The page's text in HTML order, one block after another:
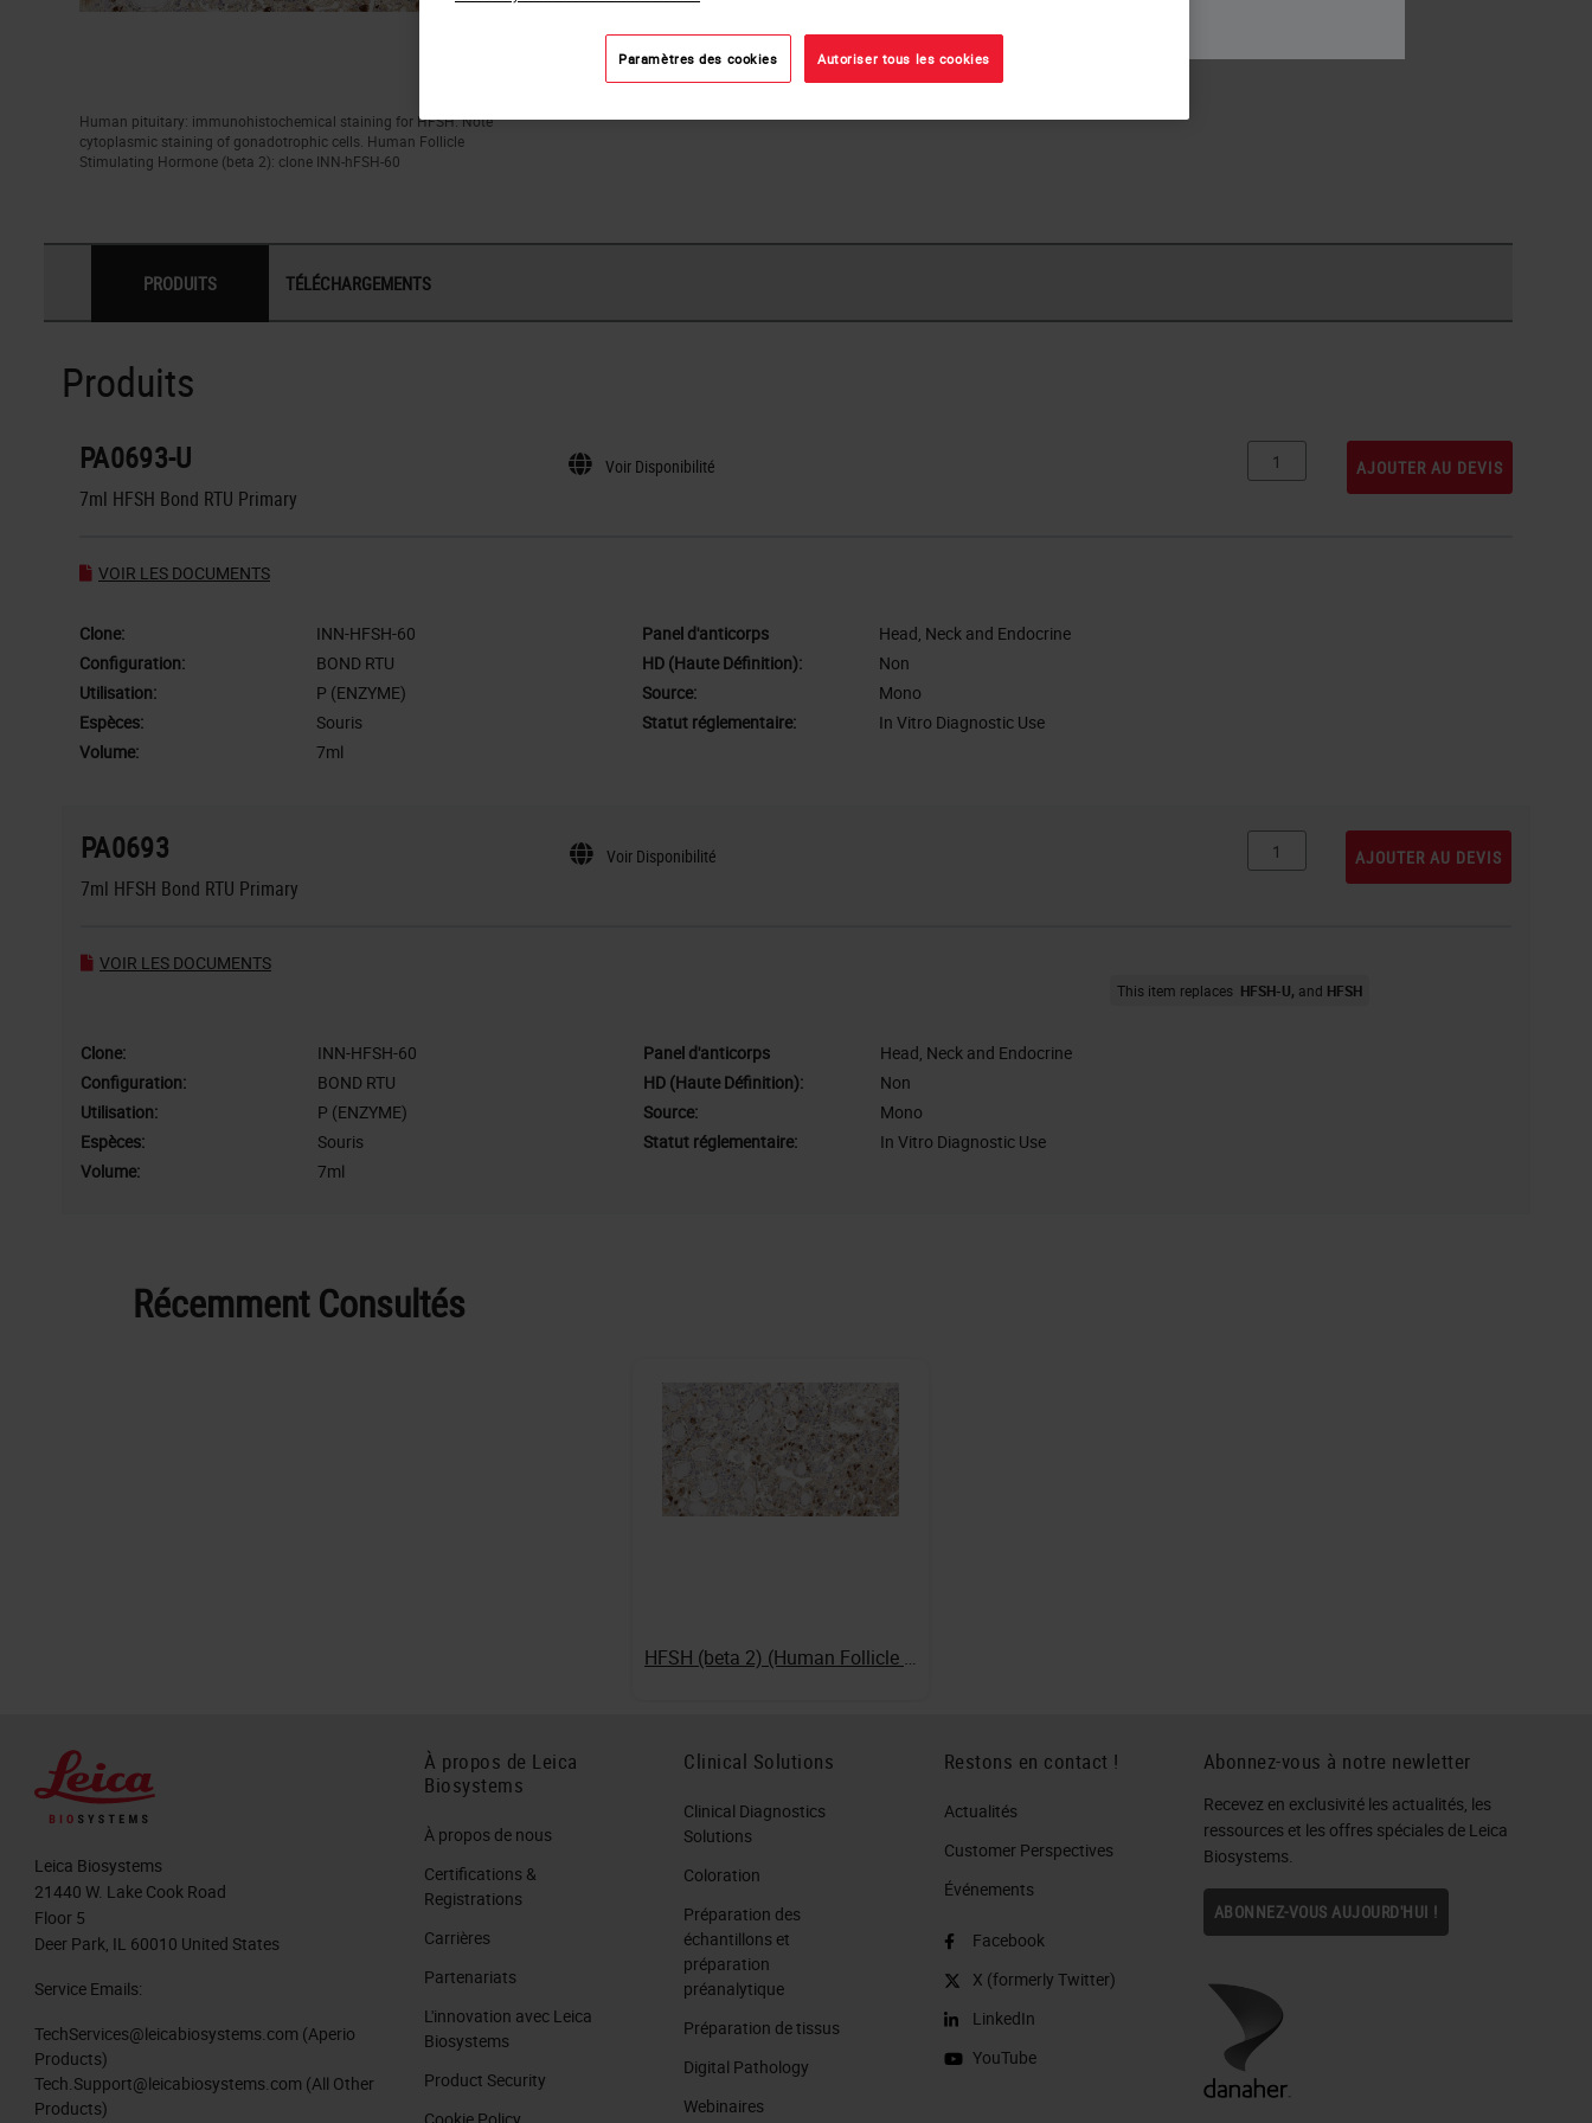
Human pituitary: immunohistochemical staining for HFSH. Note
cytoplasmic staining of gonadotrophic cells. Human Follicle
Stimulating Hormone (beta 2): clone INN-hFSH-60
PRODUITS TÉLÉCHARGEMENTS
Produits
PA0693-U
7ml HFSH Bond RTU Primary
Voir Disponibilité AJOUTER AU DEVIS
VOIR LES DOCUMENTS
Clone: INN-HFSH-60 Panel d'anticorps
Head, Neck and Endocrine
Configuration:
BOND RTU HD (Haute Définition):
Non
Utilisation:
P (ENZYME) Source:
Mono
Espèces:
Souris Statut réglementaire:
In Vitro Diagnostic Use
Volume:
7ml
PA0693
7ml HFSH Bond RTU Primary
Voir Disponibilité AJOUTER AU DEVIS
VOIR LES DOCUMENTS
This item replaces HFSH-U HFSH
Clone: INN-HFSH-60 Panel d'anticorps
Head, Neck and Endocrine
Configuration:
BOND RTU HD (Haute Définition):
Non
Utilisation:
P (ENZYME) Source:
Mono
Espèces:
Souris Statut réglementaire:
In Vitro Diagnostic Use
Volume:
7ml
Récemment Consultés
HFSH (beta 2) (Human Follicle Stimulating Hormone)
Leica Biosystems
21440 W. Lake Cook Road
Floor 5
Deer Park, IL 60010 United States
Service Emails:
TechServices@leicabiosystems.com (Aperio
Products)
Tech.Support@leicabiosystems.com (All Other
Products)
À propos de Leica
Biosystems
À propos de nous
Certifications &
Registrations
Carrières
Partenariats
L'innovation avec Leica
Biosystems
Product Security
Clinical Solutions
Clinical Diagnostics
Solutions
Coloration
Préparation des
échantillons et
préparation
préanalytique
Préparation de tissus
Digital Pathology
Webinaires
Restons en contact !
Actualités
Customer Perspectives​
Événements
Facebook
X (formerly Twitter)
LinkedIn
YouTube
Abonnez-vous à notre newletter
Recevez en exclusivité les actualités, les
ressources et les offres spéciales de Leica
Biosystems.
ABONNEZ-VOUS AUJOURD'HUI !
Paramètres des cookies Autoriser tous les cookies